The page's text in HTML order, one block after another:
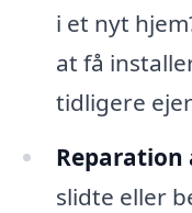
i et nyt
at få
tidligere
Reparation
slidte eller